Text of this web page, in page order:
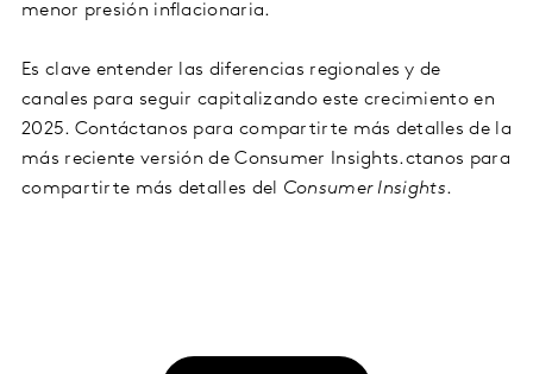
menor presión inflacionaria.
Es clave entender las diferencias regionales y de
canales para seguir capitalizando este crecimiento en
2025. Contáctanos para compartirte más detalles de la
más reciente versión de Consumer Insights.ctanos para
compartirte más detalles del Consumer Insights.